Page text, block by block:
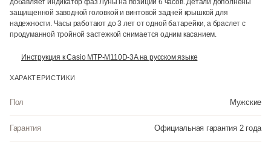
защищенной заводной головкой и винтовой задней крышкой для
надежности. Часы работают до 3 лет от одной батарейки, а браслет с
продуманной тройной застежкой снимается одним касанием.
Инструкция к Casio MTP-M110D-3A на русском языке
ХАРАКТЕРИСТИКИ
Пол Мужские
Гарантия Официальная гарантия 2 года